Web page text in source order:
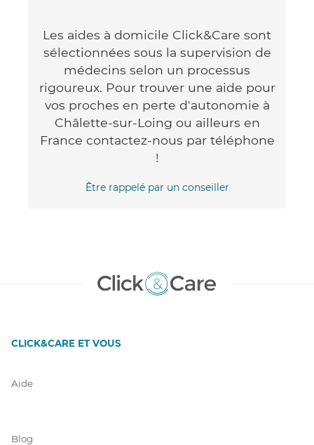
Les aides à domicile Click&Care sont
sélectionnées sous la supervision de
médecins selon un processus
rigoureux. Pour trouver une aide pour
vos proches en perte d'autonomie à
Châlette-sur-Loing ou ailleurs en
France contactez-nous par téléphone
!
Être rappelé par un conseiller
CLICK&CARE ET VOUS
Aide
Blog